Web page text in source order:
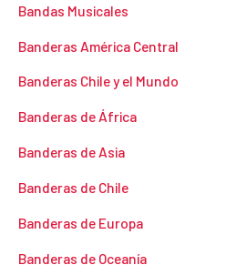
Bandas Musicales
Banderas América Central
Banderas Chile y el Mundo
Banderas de África
Banderas de Asia
Banderas de Chile
Banderas de Europa
Banderas de Oceanía